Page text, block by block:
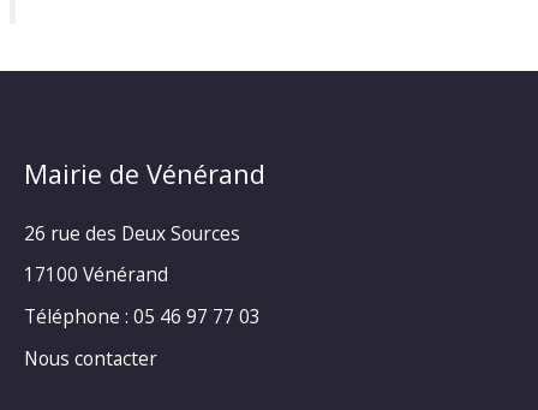
Mairie de Vénérand
26 rue des Deux Sources
17100 Vénérand
Téléphone : 05 46 97 77 03
Nous contacter